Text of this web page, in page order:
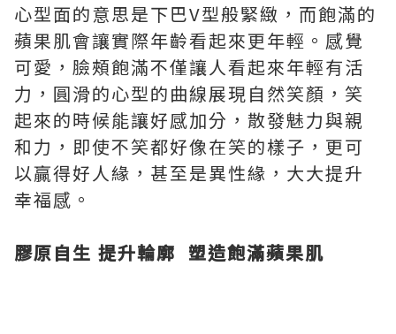
心型面的意思是下巴V型般緊緻，而飽滿的
蘋果肌會讓實際年齡看起來更年輕。感覺
可愛，臉頰飽滿不僅讓人看起來年輕有活
力，圓滑的心型的曲線展現自然笑顏，笑
起來的時候能讓好感加分，散發魅力與親
和力，即使不笑都好像在笑的樣子，更可
以贏得好人緣，甚至是異性緣，大大提升
幸福感。
膠原自生 提升輪廓 塑造飽滿蘋果肌